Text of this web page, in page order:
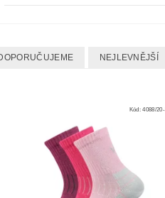
NEJLEVNĚJŠÍ
Kód:4088/